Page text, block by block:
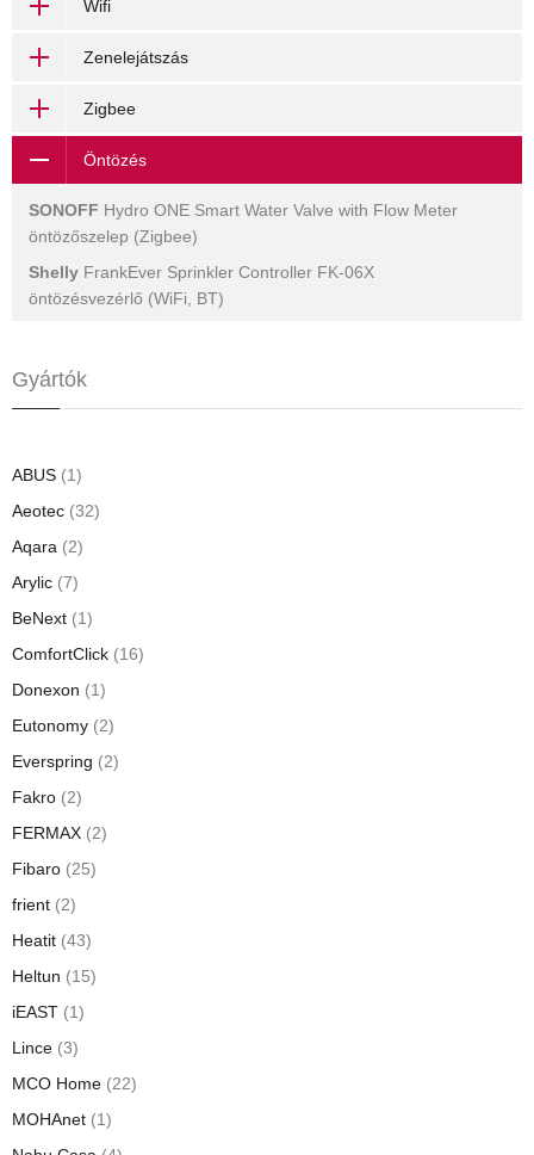
Wifi
Zenelejátszás
Zigbee
Öntözés
SONOFF Hydro ONE Smart Water Valve with Flow Meter
öntözőszelep (Zigbee)
Shelly FrankEver Sprinkler Controller FK-06X
öntözésvezérlő (WiFi, BT)
Gyártók
ABUS (1)
Aeotec (32)
Aqara (2)
Arylic (7)
BeNext (1)
ComfortClick (16)
Donexon (1)
Eutonomy (2)
Everspring (2)
Fakro (2)
FERMAX (2)
Fibaro (25)
frient (2)
Heatit (43)
Heltun (15)
iEAST (1)
Lince (3)
MCO Home (22)
MOHAnet (1)